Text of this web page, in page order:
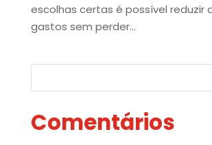
escolhas certas é possível reduzir
gastos sem perder...
Comentários